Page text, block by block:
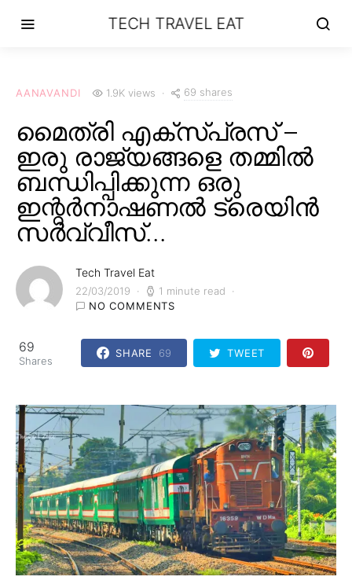
TECH TRAVEL EAT
AANAVANDI 1.9K views 69 shares
മൈത്രി എക്സ്പ്രസ് –
ഇരു രാജ്യങ്ങളെ തമ്മിൽ
ബന്ധിപ്പിക്കുന്ന ഒരു
ഇന്റർനാഷണൽ ട്രെയിൻ
സർവ്വീസ്…
Tech Travel Eat
22/03/2019
1 minute read
NO COMMENTS
69
Shares
SHARE 69 TWEET